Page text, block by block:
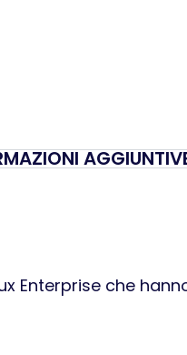
Enterprise che